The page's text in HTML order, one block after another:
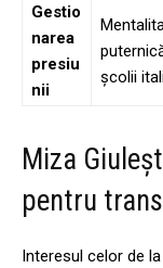
Gestio
narea
presiu
nii
școlii
Miza
pentru
Interesul celor de